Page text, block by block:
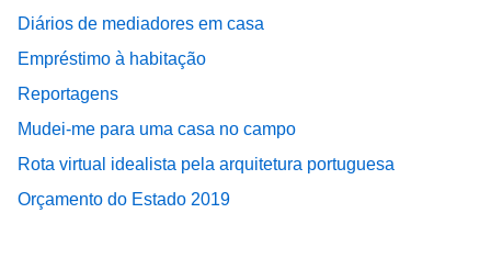
Diários de mediadores em casa
Empréstimo à habitação
Reportagens
Mudei-me para uma casa no campo
Rota virtual idealista pela arquitetura portuguesa
Orçamento do Estado 2019